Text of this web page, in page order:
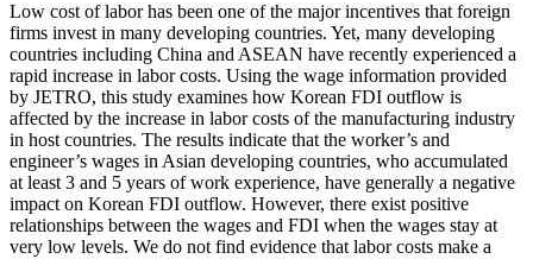
Low cost of labor has been one of the major incentives that foreign
firms invest in many developing countries. Yet, many developing
countries including China and ASEAN have recently experienced a
rapid increase in labor costs. Using the wage information provided
by JETRO, this study examines how Korean FDI outflow is
affected by the increase in labor costs of the manufacturing industry
in host countries. The results indicate that the worker’s and
engineer’s wages in Asian developing countries, who accumulated
at least 3 and 5 years of work experience, have generally a negative
impact on Korean FDI outflow. However, there exist positive
relationships between the wages and FDI when the wages stay at
very low levels. We do not find evidence that labor costs make a